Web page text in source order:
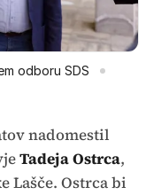
odboru SDS
nadomestil
Tadeja Ostrca,
Lašče. Ostrca bi